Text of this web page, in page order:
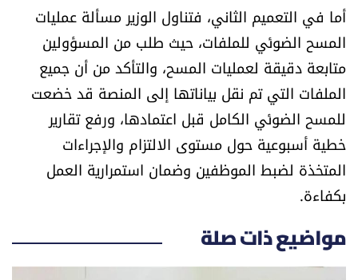
صحّة وصحن
الرياضة
منوّعات
حظّك اليوم
للتاريخ
فيديو
أما في التعميم الثاني، فتناول الوزير مسألة عمليات
المسح الضوئي للملفات، حيث طلب من المسؤولين
متابعة دقيقة لعمليات المسح، والتأكد من أن جميع
الملفات التي تم نقل بياناتها إلى المنصة قد خضعت
للمسح الضوئي الكامل قبل اعتمادها، ورفع تقارير
خطية أسبوعية حول مستوى الالتزام والإجراءات
المتخذة لضبط الموظفين وضمان استمرارية العمل
بكفاءة.
مواضيع ذات صلة